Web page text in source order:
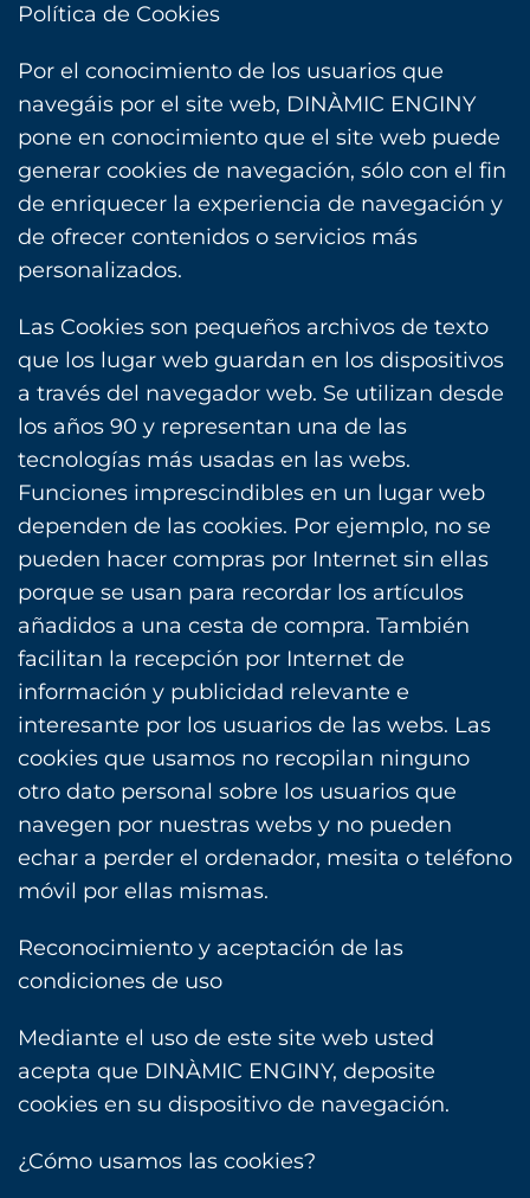
Política de Cookies
Por el conocimiento de los usuarios que
navegáis por el site web, DINÀMIC ENGINY
pone en conocimiento que el site ‎web puede
generar cookies de navegación, sólo con el fin
de enriquecer la experiencia de navegación y
‎de ofrecer contenidos o servicios más
personalizados.‎
Las Cookies son pequeños archivos de texto
que los lugar web guardan en los dispositivos
a través del navegador web. Se utilizan desde
los años 90 y representan una de las
tecnologías más usadas en las webs.
Funciones imprescindibles en un lugar web
dependen de las cookies. Por ejemplo, no se
pueden hacer compras por Internet sin ellas
porque se usan para recordar los artículos
añadidos a una cesta de compra. También
facilitan la recepción por Internet de
información y publicidad relevante e
interesante por los usuarios de las webs. Las
cookies que usamos no recopilan ninguno
otro dato personal sobre los usuarios que
navegen por nuestras webs y no pueden
echar a perder el ordenador, mesita o teléfono
móvil por ellas mismas.
Reconocimiento y aceptación de las
condiciones de uso
Mediante el uso de este site web usted
acepta que DINÀMIC ENGINY, deposite
cookies en su dispositivo de navegación.
¿Cómo usamos las cookies?